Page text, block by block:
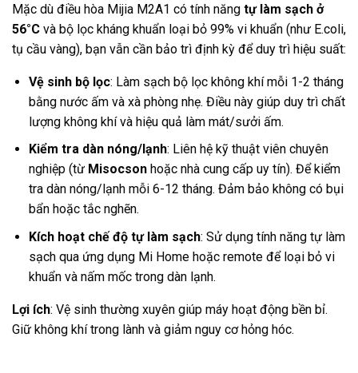
Mặc dù điều hòa Mijia M2A1 có tính năng tự làm sạch ở
56°C và bộ lọc kháng khuẩn loại bỏ 99% vi khuẩn (như E.coli,
tụ cầu vàng), bạn vẫn cần bảo trì định kỳ để duy trì hiệu suất:
Vệ sinh bộ lọc: Làm sạch bộ lọc không khí mỗi 1-2 tháng
bằng nước ấm và xà phòng nhẹ. Điều này giúp duy trì chất
lượng không khí và hiệu quả làm mát/sưởi ấm.
Kiểm tra dàn nóng/lạnh: Liên hệ kỹ thuật viên chuyên
nghiệp (từ Misocsonhoặc nhà cung cấp uy tín). Để kiểm
tra dàn nóng/lạnh mỗi 6-12 tháng. Đảm bảo không có bụi
bẩn hoặc tắc nghẽn.
Kích hoạt chế độ tự làm sạch: Sử dụng tính năng tự làm
sạch qua ứng dụng Mi Home hoặc remote để loại bỏ vi
khuẩn và nấm mốc trong dàn lạnh.
Lợi ích: Vệ sinh thường xuyên giúp máy hoạt động bền bỉ.
Giữ không khí trong lành và giảm nguy cơ hỏng hóc.